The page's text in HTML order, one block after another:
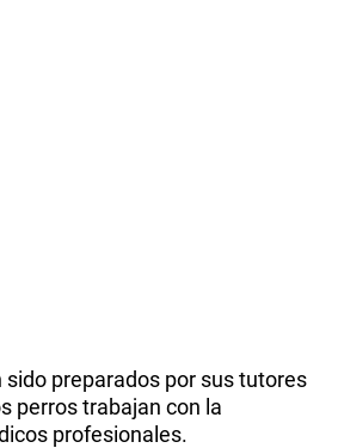
sido preparados por sus tutores
perros trabajan con la
profesionales.